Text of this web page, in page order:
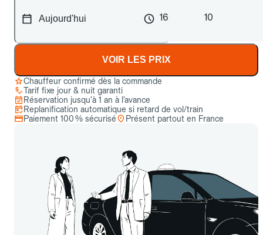
16 10
VOIR LES PRIX
Chauffeur confirmé dès la commande
Tarif fixe jour & nuit garanti
Réservation jusqu’à 1 an à l’avance
Replanification automatique si retard de vol/train
Paiement 100 % sécurisé
Présent partout en France